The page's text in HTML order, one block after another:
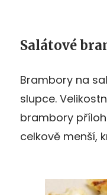
Salátové
Brambory na
slupce.
brambory
celkově menší,